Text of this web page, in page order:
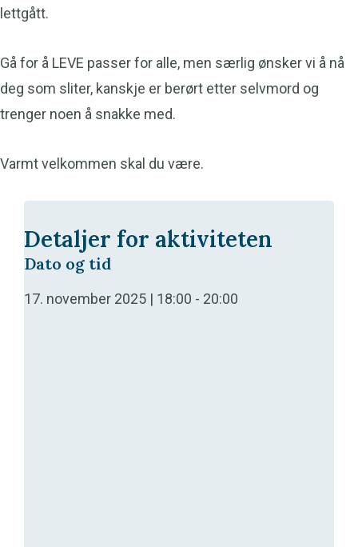
lettgått.
Gå for å LEVE passer for alle, men særlig ønsker vi å nå
deg som sliter, kanskje er berørt etter selvmord og
trenger noen å snakke med.
Varmt velkommen skal du være.
Detaljer for aktiviteten
Dato og tid
17. november 2025 | 18:00 - 20:00